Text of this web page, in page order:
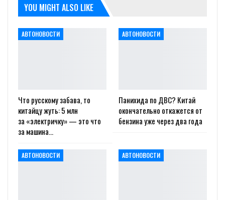
YOU MIGHT ALSO LIKE
АВТОНОВОСТИ
Что русскому забава, то
китайцу жуть: 5 млн
за «электричку» — это что
за машина…
АВТОНОВОСТИ
Панихида по ДВС? Китай
окончательно откажется от
бензина уже через два года
АВТОНОВОСТИ АВТОНОВОСТИ